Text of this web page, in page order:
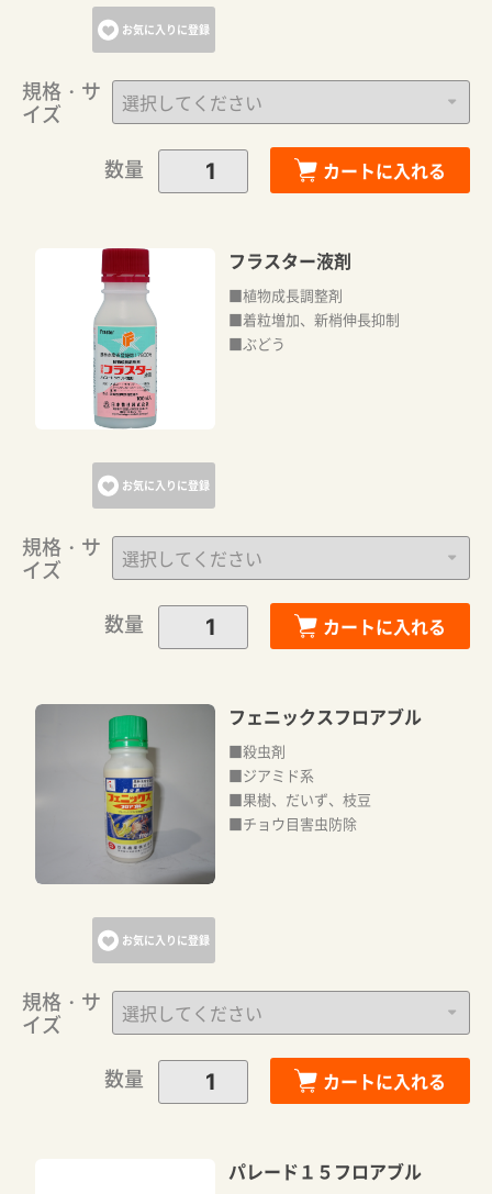
お気に入りに登録
規格・サ
イズ
数量
カートに入れる
お気に入りに登録
フラスター液剤
■植物成長調整剤
■着粒増加、新梢伸長抑制
■ぶどう
規格・サ
イズ
数量
カートに入れる
お気に入りに登録
フェニックスフロアブル
■殺虫剤
■ジアミド系
■果樹、だいず、枝豆
■チョウ目害虫防除
規格・サ
イズ
数量
カートに入れる
パレード１５フロアブル